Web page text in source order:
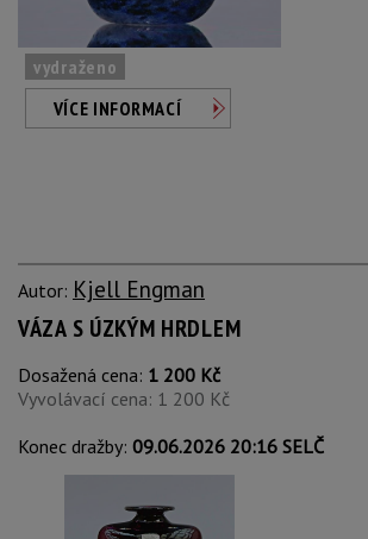
vydraženo
VÍCE INFORMACÍ
Autor: Kjell Engman
VÁZA S ÚZKÝM HRDLEM
Dosažená cena: 1 200 Kč
Vyvolávací cena: 1 200 Kč
Konec dražby: 09.06.2026 20:16 SELČ